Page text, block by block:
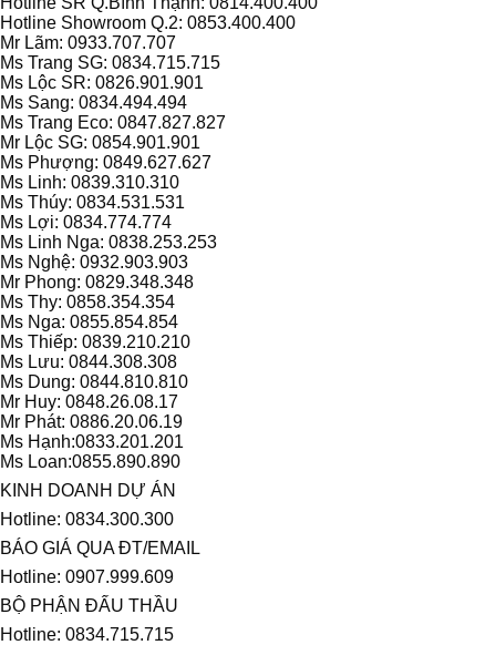
Hotline Showroom Q.2: 0853.400.400
Mr Lãm: 0933.707.707
Ms Trang SG: 0834.715.715
Ms Lộc SR: 0826.901.901
Ms Sang: 0834.494.494
Ms Trang Eco: 0847.827.827
Mr Lộc SG: 0854.901.901
Ms Phượng: 0849.627.627
Ms Linh: 0839.310.310
Ms Thúy: 0834.531.531
Ms Lợi: 0834.774.774
Ms Linh Nga: 0838.253.253
Ms Nghệ: 0932.903.903
Mr Phong: 0829.348.348
Ms Thy: 0858.354.354
Ms Nga: 0855.854.854
Ms Thiếp: 0839.210.210
Ms Lưu: 0844.308.308
Ms Dung: 0844.810.810
Mr Huy: 0848.26.08.17
Mr Phát: 0886.20.06.19
Ms Hạnh:0833.201.201
Ms Loan:0855.890.890
KINH DOANH DỰ ÁN
Hotline: 0834.300.300
BÁO GIÁ QUA ĐT/EMAIL
Hotline: 0907.999.609
BỘ PHẬN ĐẤU THẦU
Hotline: 0834.715.715